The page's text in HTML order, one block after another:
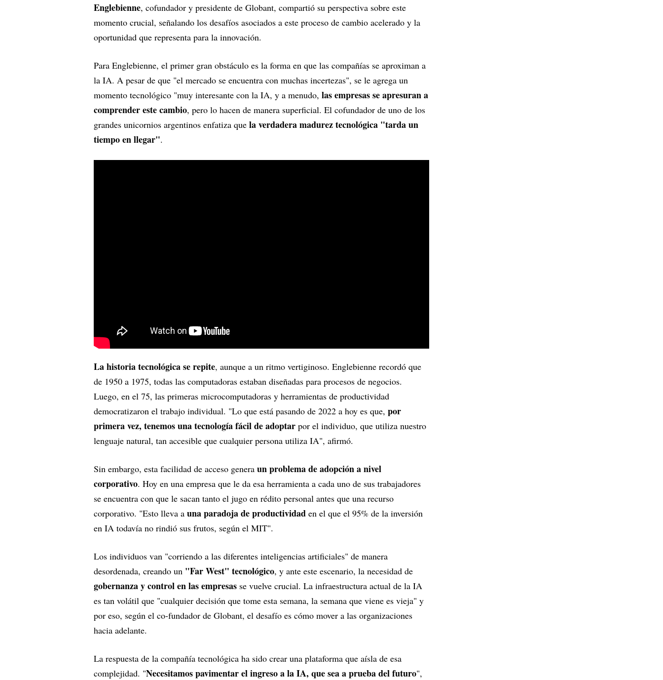
Englebienne, cofundador y presidente de Globant, compartió su perspectiva sobre este
momento crucial, señalando los desafíos asociados a este proceso de cambio acelerado y la
oportunidad que representa para la innovación.
Para Englebienne, el primer gran obstáculo es la forma en que las compañías se aproximan a
la IA. A pesar de que "el mercado se encuentra con muchas incertezas", se le agrega un
momento tecnológico "muy interesante con la IA, y a menudo, las empresas se apresuran a
comprender este cambio, pero lo hacen de manera superficial. El cofundador de uno de los
grandes unicornios argentinos enfatiza que la verdadera madurez tecnológica "tarda un
tiempo en llegar".
La historia tecnológica se repite, aunque a un ritmo vertiginoso. Englebienne recordó que
de 1950 a 1975, todas las computadoras estaban diseñadas para procesos de negocios.
Luego, en el 75, las primeras microcomputadoras y herramientas de productividad
democratizaron el trabajo individual. "Lo que está pasando de 2022 a hoy es que, por
primera vez, tenemos una tecnología fácil de adoptar por el individuo, que utiliza nuestro
lenguaje natural, tan accesible que cualquier persona utiliza IA", afirmó.
Sin embargo, esta facilidad de acceso genera un problema de adopción a nivel
corporativo. Hoy en una empresa que le da esa herramienta a cada uno de sus trabajadores
se encuentra con que le sacan tanto el jugo en rédito personal antes que una recurso
corporativo. "Esto lleva a una paradoja de productividad en el que el 95% de la inversión
en IA todavía no rindió sus frutos, según el MIT".
Los individuos van "corriendo a las diferentes inteligencias artificiales" de manera
desordenada, creando un "Far West" tecnológico, y ante este escenario, la necesidad de
gobernanza y control en las empresas se vuelve crucial. La infraestructura actual de la IA
es tan volátil que "cualquier decisión que tome esta semana, la semana que viene es vieja" y
por eso, según el co-fundador de Globant, el desafío es cómo mover a las organizaciones
hacia adelante.
La respuesta de la compañía tecnológica ha sido crear una plataforma que aísla de esa
complejidad. "Necesitamos pavimentar el ingreso a la IA, que sea a prueba del futuro",